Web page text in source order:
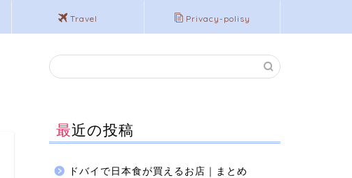
Travel Privacy-polisy
最近の投稿
ドバイで日本食が買えるお店｜まとめ